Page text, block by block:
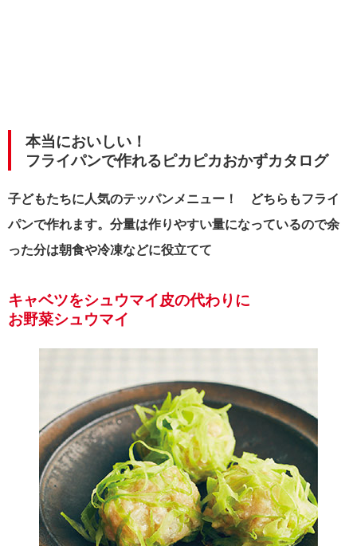
本当においしい！
フライパンで作れるピカピカおかずカタログ
子どもたちに人気のテッパンメニュー！ どちらもフライ
パンで作れます。分量は作りやすい量になっているので余
った分は朝食や冷凍などに役立てて
キャベツをシュウマイ皮の代わりに
お野菜シュウマイ